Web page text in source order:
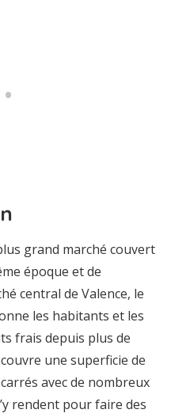
grand marché couvert
époque et de
central de Valence, le
les habitants et les
frais depuis plus de
une superficie de
avec de nombreux
rendent pour faire des